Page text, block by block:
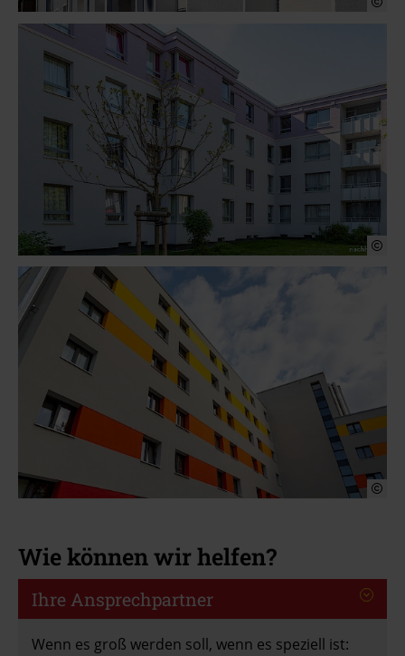
Wie können wir helfen?
Ihre Ansprechpartner
Wenn es groß werden soll, wenn es speziell ist: